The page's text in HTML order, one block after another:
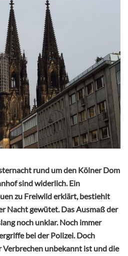
rund um den Kölner Dom
sind widerlich. Ein
zu Freiwild erklärt, bestiehlt
Nacht gewütet. Das Ausmaß der
noch unklar. Noch immer
bei der Polizei. Doch
unbekannt ist und die